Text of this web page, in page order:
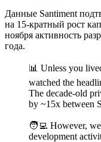
Данные Santiment
на 15-кратный рост
ноября активность
года.
📊 Unless you
watched the
The decade-old
by ~15x between
🧑‍💻 However,
development